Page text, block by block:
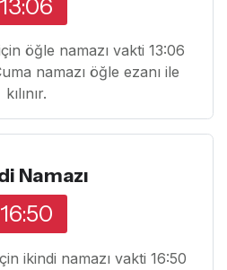
13:06
öğle namazı vakti 13:06
namazı öğle ezanı ile
kılınır.
Namazı
16:50
ikindi namazı vakti 16:50